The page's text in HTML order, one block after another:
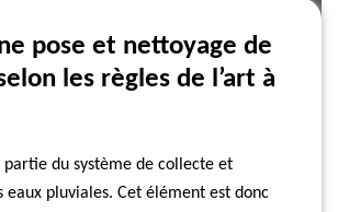
pose et nettoyage de
les règles de l’art à
du système de collecte et
eaux pluviales. Cet élément est donc